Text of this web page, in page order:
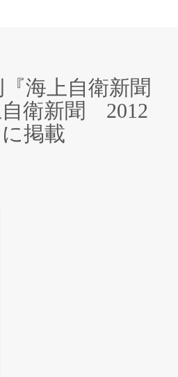
海上自衛新聞
衛新聞 2012
掲載